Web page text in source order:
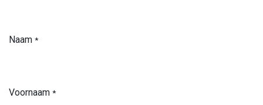
Naam *
Voornaam *